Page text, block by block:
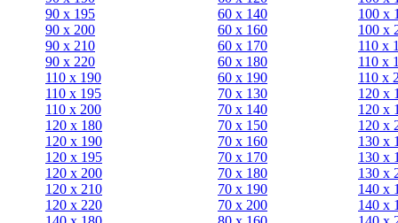
90 х 195
90 х 200
90 x 210
90 x 220
110 x 190
110 x 195
110 x 200
120 x 180
120 х 190
120 х 195
120 х 200
120 x 210
120 x 220
60 х 140
60 х 160
60 х 170
60 х 180
60 х 190
70 х 130
70 х 140
70 х 150
70 х 160
70 х 170
70 х 180
70 х 190
70 х 200
100 х
100 x
110 x
110 х
110 х
120 х
120 х
120 х
130 х
130 х
130 х
140 х
140 х